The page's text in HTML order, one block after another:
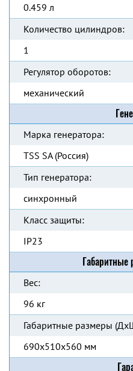
0.459 л
Количество цилиндров:
1
Регулятор оборотов:
механический
Марка генератора:
TSS SA (Россия)
Тип генератора:
синхронный
Класс защиты:
IP23
Вес:
96 кг
Габаритные размеры
690x510x560 мм